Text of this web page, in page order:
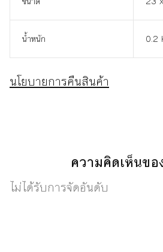
น้ำหนัก 0.2
นโยบายการคืนสินค้า
ความคิดเห็นขอ
ไม่ได้รับการจัดอันดับ